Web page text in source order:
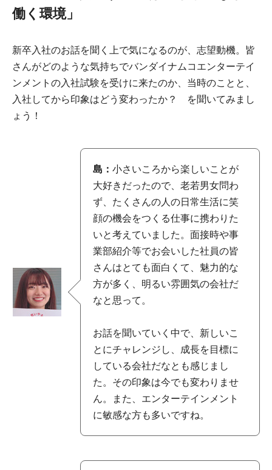
働く環境」
新卒入社のお話を聞く上で気になるのが、志望動機。皆
さんがどのような気持ちでバンダイナムコエンターテイ
ンメントの入社試験を受けに来たのか、当時のことと、
入社してから印象はどう変わったか？ を聞いてみまし
ょう！
島： 小さいころから楽しいことが
大好きだったので、老若男女問わ
ず、たくさんの人の日常生活に笑
顔の機会をつくる仕事に携わりた
いと考えていました。面接時や事
業部紹介等でお会いした社員の皆
さんはとても面白くて、魅力的な
方が多く、明るい雰囲気の会社だ
なと思って。
お話を聞いていく中で、新しいこ
とにチャレンジし、成長を目標に
している会社だなとも感じまし
た。その印象は今でも変わりませ
ん。また、エンターテインメント
に敏感な方も多いですね。